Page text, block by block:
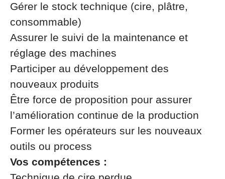
Gérer le stock technique (cire, plâtre,
consommable)
Assurer le suivi de la maintenance et
réglage des machines
Participer au développement des
nouveaux produits
Être force de proposition pour assurer
l’amélioration continue de la production
Former les opérateurs sur les nouveaux
outils ou process
Vos compétences :